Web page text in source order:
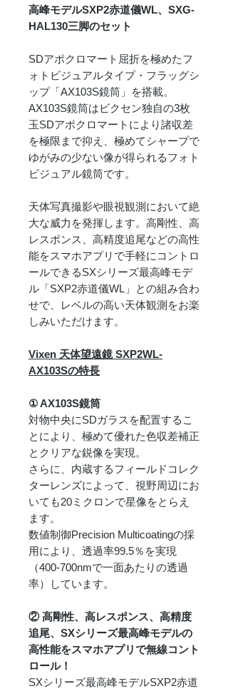
高峰モデルSXP2赤道儀WL、SXG-
HAL130三脚のセット
SDアポクロマート屈折を極めたフ
ォトビジュアルタイプ・フラッグシ
ップ「AX103S鏡筒」を搭載。
AX103S鏡筒はビクセン独自の3枚
玉SDアポクロマートにより諸収差
を極限まで抑え、極めてシャープで
ゆがみの少ない像が得られるフォト
ビジュアル鏡筒です。
天体写真撮影や眼視観測において絶
大な威力を発揮します。高剛性、高
レスポンス、高精度追尾などの高性
能をスマホアプリで手軽にコントロ
ールできるSXシリーズ最高峰モデ
ル「SXP2赤道儀WL」との組み合わ
せで、レベルの高い天体観測をお楽
しみいただけます。
Vixen 天体望遠鏡 SXP2WL-
AX103Sの特長
① AX103S鏡筒
対物中央にSDガラスを配置するこ
とにより、極めて優れた色収差補正
とクリアな鋭像を実現。
さらに、内蔵するフィールドコレク
ターレンズによって、視野周辺にお
いても20ミクロンで星像をとらえ
ます。
数値制御Precision Multicoatingの採
用により、透過率99.5％を実現
（400-700nmで一面あたりの透過
率）しています。
② 高剛性、高レスポンス、高精度
追尾、SXシリーズ最高峰モデルの
高性能をスマホアプリで無線コント
ロール！
SXシリーズ最高峰モデルSXP2赤道